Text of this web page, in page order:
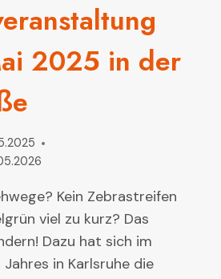
2025 in der
Kein Zebrastreifen
viel zu kurz? Das
Dazu hat sich im
in Karlsruhe die